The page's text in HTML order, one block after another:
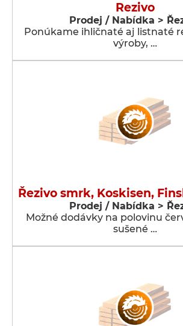
Rezivo
Prodej / Nabídka >
Ponúkame ihličnaté aj listnaté
výroby, …
Řezivo smrk, Koskisen,
Prodej / Nabídka >
Možné dodávky na polovinu
sušené …